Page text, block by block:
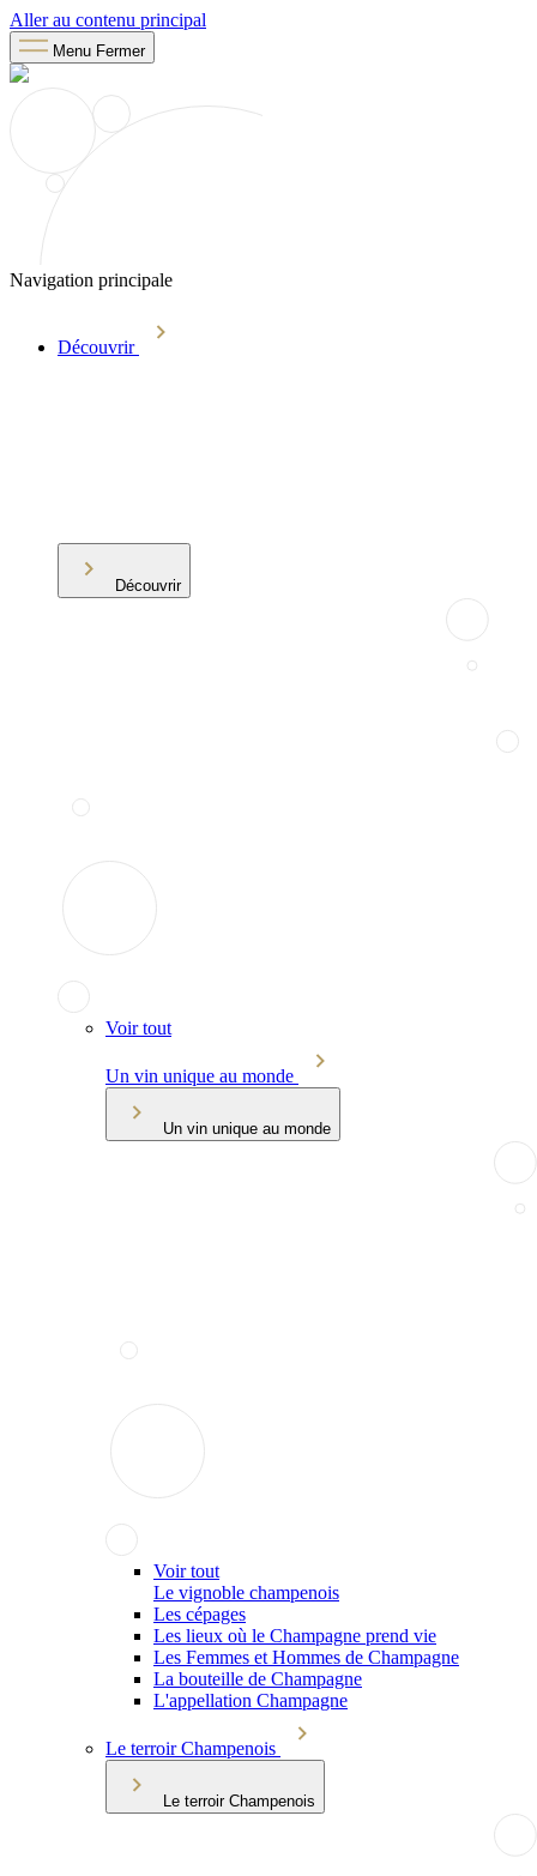
Aller au contenu principal
Menu Fermer
Navigation principale
Découvrir
Découvrir
Voir tout
Un vin unique au monde
Un vin unique au monde
Voir tout
Le vignoble champenois
Les cépages
Les lieux où le Champagne prend vie
Les Femmes et Hommes de Champagne
La bouteille de Champagne
L'appellation Champagne
Le terroir Champenois
Le terroir Champenois